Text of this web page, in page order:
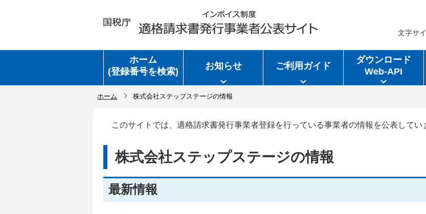
文字サ
ホーム
(登録番号を検索)
お知らせ ご利用ガイド
ダウンロード
Web-API
ホーム 株式会社ステップステージの情報
このサイトでは、適格請求書発行事業者登録を行っている事業者の情報を公表してい
株式会社ステップステージの情報
最新情報